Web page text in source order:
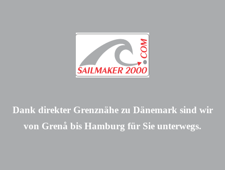
Dank direkter Grenznähe zu Dänemark sind wir
von Grenå bis Hamburg für Sie unterwegs.